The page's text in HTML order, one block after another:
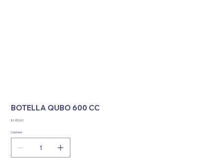
BOTELLA QUBO 600 CC
Precio
$ 1.957,42
Cantidad